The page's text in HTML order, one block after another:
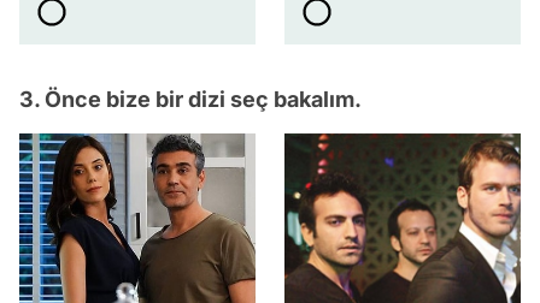
3. Önce bize bir dizi seç bakalım.